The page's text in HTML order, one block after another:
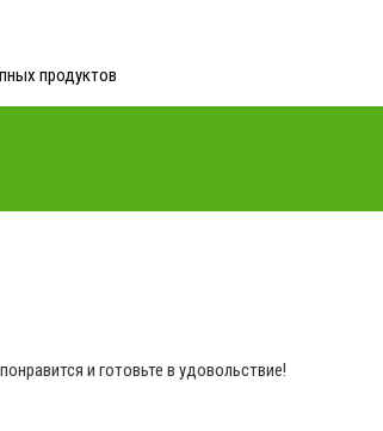
продуктов
и готовьте в удовольствие!